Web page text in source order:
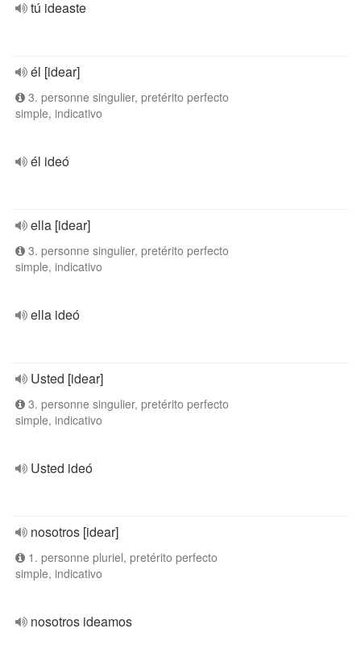
tú ideaste
él [idear]
3. personne singulier, pretérito perfecto
simple, indicativo
él ideó
ella [idear]
3. personne singulier, pretérito perfecto
simple, indicativo
ella ideó
Usted [idear]
3. personne singulier, pretérito perfecto
simple, indicativo
Usted ideó
nosotros [idear]
1. personne pluriel, pretérito perfecto
simple, indicativo
nosotros ideamos